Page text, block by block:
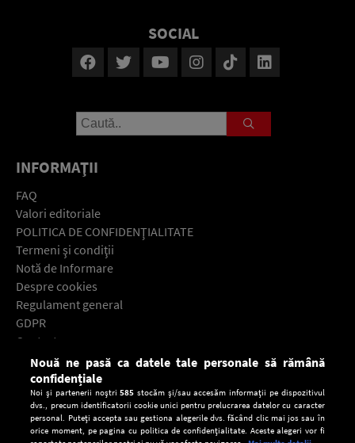
SOCIAL
INFORMAŢII
FAQ
Valori editoriale
POLITICA DE CONFIDENŢIALITATE
Termeni şi condiţii
Notă de Informare
Despre cookies
Regulament general
GDPR
Contact
Descarcă gratuit aplicaţia Europa FM pentru smartphone:
Nouă ne pasă ca datele tale personale să rămână
confidențiale
Noi și partenerii noștri585 stocăm și/sau accesăm informații pe dispozitivul
dvs., precum identificatorii cookie unici pentru prelucrarea datelor cu caracter
personal. Puteți accepta sau gestiona alegerile dvs. făcând clic mai jos sau în
orice moment, pe pagina cu politica de confidențialitate. Aceste alegeri vor fi